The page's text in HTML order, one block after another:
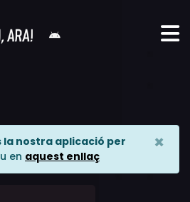
nostra aplicació per
en aquest enllaç
×